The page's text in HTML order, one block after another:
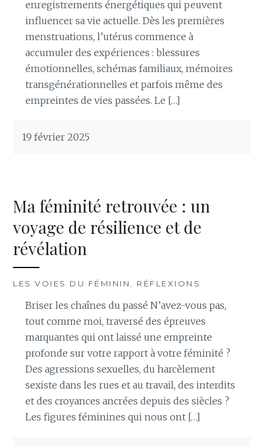
enregistrements énergétiques qui peuvent
influencer sa vie actuelle. Dès les premières
menstruations, l’utérus commence à
accumuler des expériences : blessures
émotionnelles, schémas familiaux, mémoires
transgénérationnelles et parfois même des
empreintes de vies passées. Le […]
19 février 2025
Ma féminité retrouvée : un
voyage de résilience et de
révélation
LES VOIES DU FÉMININ , RÉFLEXIONS
Briser les chaînes du passé N’avez-vous pas,
tout comme moi, traversé des épreuves
marquantes qui ont laissé une empreinte
profonde sur votre rapport à votre féminité ?
Des agressions sexuelles, du harcèlement
sexiste dans les rues et au travail, des interdits
et des croyances ancrées depuis des siècles ?
Les figures féminines qui nous ont […]